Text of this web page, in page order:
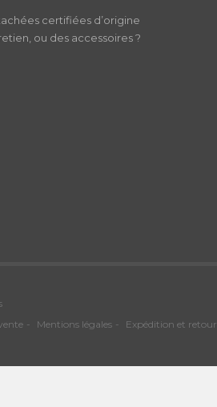
certifiées d’origine
ou des accessoires ?
Mentions légales Expédition et retour